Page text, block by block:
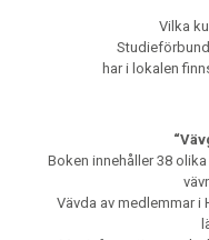
Vilka
har i lokalen
Boken innehåller 38
Vävda av medlemmar i